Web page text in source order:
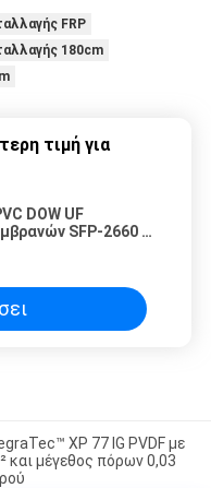
FRP
180cm
τιμή για
DOW UF
SFP-2660 /
XP 77 IG PVDF με
και μέγεθος πόρων 0,03